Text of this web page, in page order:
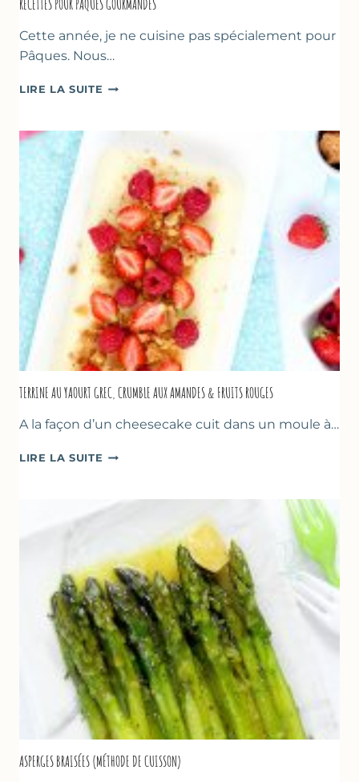
RECETTES POUR PÂQUES GOURMANDES
Cette année, je ne cuisine pas spécialement pour
Pâques. Nous…
LIRE LA SUITE RECETTES
GOURMANDES
TERRINE AU YAOURT GREC, CRUMBLE AUX AMANDES & FRUITS ROUGES
A la façon d’un cheesecake cuit dans un moule à…
LIRE LA SUITE TERRINE
GREC,
AMANDES
&
FRUITS
ROUGES
ASPERGES BRAISÉES (MÉTHODE DE CUISSON)